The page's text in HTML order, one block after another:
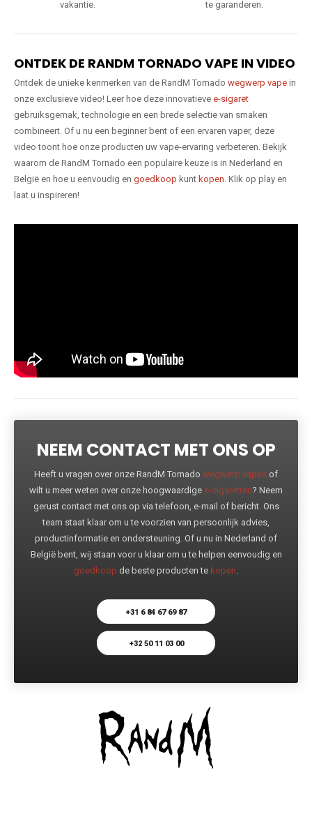
vakantie.
te garanderen.
ONTDEK DE RANDM TORNADO VAPE IN VIDEO
Ontdek de unieke kenmerken van de RandM Tornado wegwerp vape in
onze exclusieve video! Leer hoe deze innovatieve e-sigaret
gebruiksgemak, technologie en een brede selectie van smaken
combineert. Of u nu een beginner bent of een ervaren vaper, deze
video toont hoe onze producten uw vape-ervaring verbeteren. Bekijk
waarom de RandM Tornado een populaire keuze is in Nederland en
België en hoe u eenvoudig en goedkoop kunt kopen. Klik op play en
laat u inspireren!
NEEM CONTACT MET ONS OP
Heeft u vragen over onze RandM Tornado wegwerp vapes of
wilt u meer weten over onze hoogwaardige e-sigaretten? Neem
gerust contact met ons op via telefoon, e-mail of bericht. Ons
team staat klaar om u te voorzien van persoonlijk advies,
productinformatie en ondersteuning. Of u nu in Nederland of
België bent, wij staan voor u klaar om u te helpen eenvoudig en
goedkoop de beste producten te kopen.
+31 6 84 67 69 87
+32 50 11 03 00